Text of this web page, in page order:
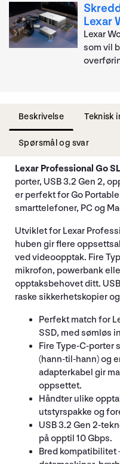
Lexar
Lexar
som vil
Beskrivelse Teknisk
Spørsmål og svar
Lexar Professional Go
porter, USB 3.2 Gen 2,
er perfekt for Go
smarttelefoner, PC og
Utviklet for Lexar
huben gir flere
ved videoopptak. Fire
mikrofon, powerbank
opptaksbehovet ditt.
raske sikkerhetskopier
Perfekt match for
SSD, med sømløs
Fire Type-C-porter
(hann-til-hann) og
adapterkabel gir
oppsettet.
Håndter ulike
utstyrspakke og
USB 3.2 Gen 2-
på opptil 10 Gbps.
Bred kompatibilitet